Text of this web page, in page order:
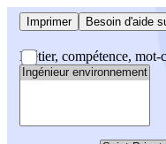
Imprimer Besoin d'aide
Métier, compétence,